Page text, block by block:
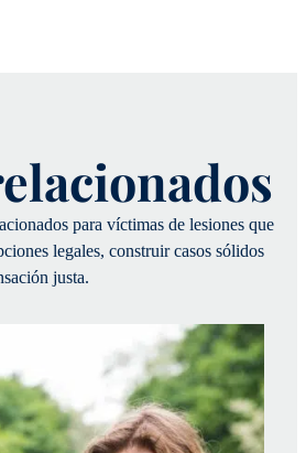
para víctimas de lesiones que
legales, construir casos sólidos
justa.